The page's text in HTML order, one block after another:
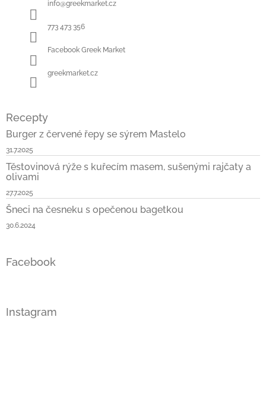
info@greekmarket.cz
773 473 356
Facebook Greek Market
greekmarket.cz
Recepty
Burger z červené řepy se sýrem Mastelo
31.7.2025
Těstovinová rýže s kuřecím masem, sušenými rajčaty a
olivami
27.7.2025
Šneci na česneku s opečenou bagetkou
30.6.2024
Facebook
Instagram